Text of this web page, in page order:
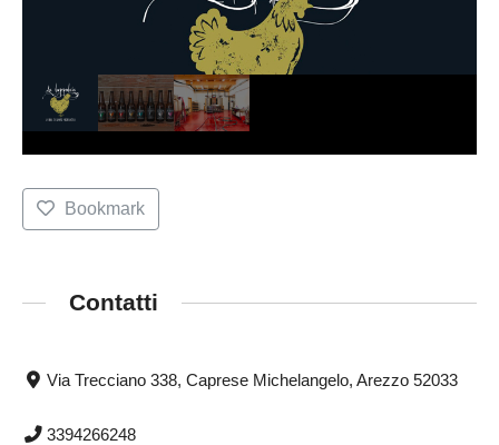
Bookmark
Contatti
Via Trecciano 338, Caprese Michelangelo, Arezzo 52033
3394266248